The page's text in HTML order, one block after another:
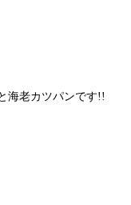
海老カツパンです!!